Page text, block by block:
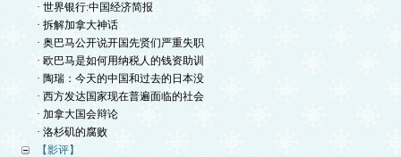
· 世界银行:中国经济简报
· 拆解加拿大神话
· 奥巴马公开说开国先贤们严重失职
· 欧巴马是如何用纳税人的钱资助训
· 陶瑞：今天的中国和过去的日本没
· 西方发达国家现在普遍面临的社会
· 加拿大国会辩论
· 洛杉矶的腐败
【影评】